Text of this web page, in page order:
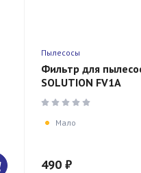
Пылесосы
Фильтр для
SOLUTION FV1A
Мало
490 ₽